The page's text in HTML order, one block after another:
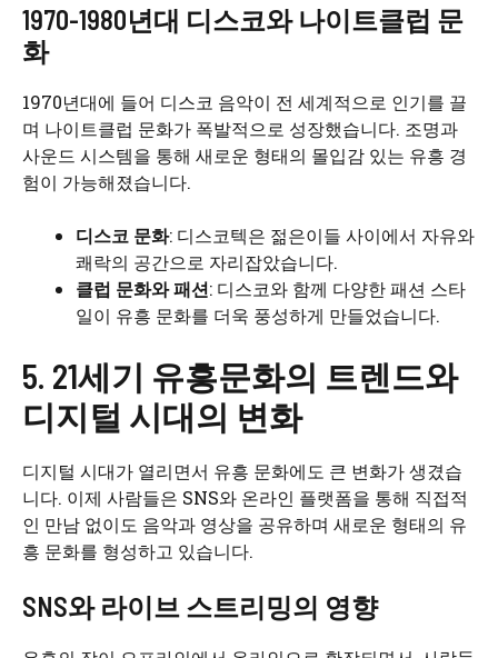
1970-1980년대 디스코와 나이트클럽 문
화
1970년대에 들어 디스코 음악이 전 세계적으로 인기를 끌
며 나이트클럽 문화가 폭발적으로 성장했습니다. 조명과
사운드 시스템을 통해 새로운 형태의 몰입감 있는 유흥 경
험이 가능해졌습니다.
디스코 문화: 디스코텍은 젊은이들 사이에서 자유와
쾌락의 공간으로 자리잡았습니다.
클럽 문화와 패션: 디스코와 함께 다양한 패션 스타
일이 유흥 문화를 더욱 풍성하게 만들었습니다.
5. 21세기 유흥문화의 트렌드와
디지털 시대의 변화
디지털 시대가 열리면서 유흥 문화에도 큰 변화가 생겼습
니다. 이제 사람들은 SNS와 온라인 플랫폼을 통해 직접적
인 만남 없이도 음악과 영상을 공유하며 새로운 형태의 유
흥 문화를 형성하고 있습니다.
SNS와 라이브 스트리밍의 영향